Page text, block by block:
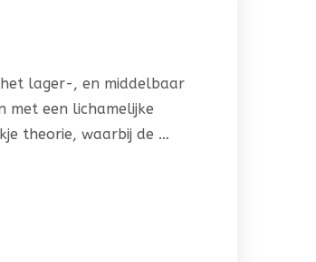
lager-, en middelbaar
met een lichamelijke
theorie, waarbij de …